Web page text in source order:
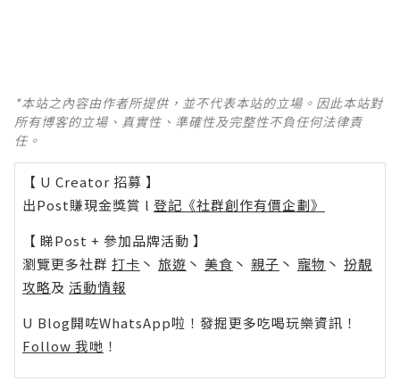
*本站之內容由作者所提供，並不代表本站的立場。因此本站對
所有博客的立場、真實性、準確性及完整性不負任何法律責
任。
【 U Creator 招募 】
出Post賺現金獎賞 l 登記《社群創作有價企劃》
【 睇Post + 參加品牌活動 】
瀏覽更多社群 打卡 丶 旅遊 丶 美食 丶 親子 丶 寵物 丶 扮靚
攻略及 活動情報
U Blog開咗WhatsApp啦！發掘更多吃喝玩樂資訊！
Follow 我哋 ！